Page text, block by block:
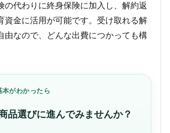
の代わりに終身保険に加入し、解約返
資金に活用が可能です。受け取れる解
由なので、どんな出費につかっても構
本がわかったら
品選びに進んでみませんか？